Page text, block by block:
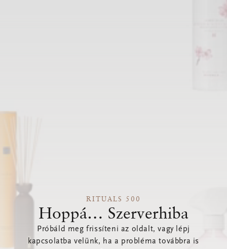
RITUALS 500
Hoppá… Szerverhiba
Próbáld meg frissíteni az oldalt, vagy lépj
kapcsolatba velünk, ha a probléma továbbra is